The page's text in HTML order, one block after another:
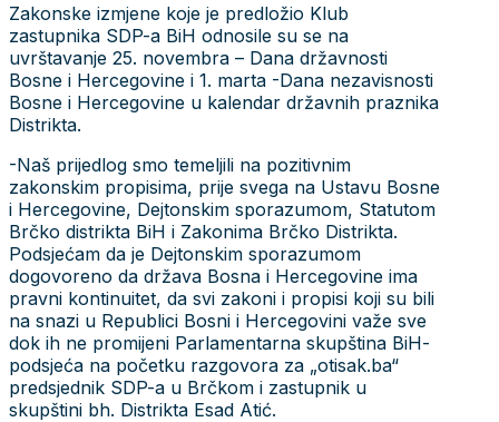
Zakonske izmjene koje je predložio Klub
zastupnika SDP-a BiH odnosile su se na
uvrštavanje 25. novembra – Dana državnosti
Bosne i Hercegovine i 1. marta -Dana nezavisnosti
Bosne i Hercegovine u kalendar državnih praznika
Distrikta.
-Naš prijedlog smo temeljili na pozitivnim
zakonskim propisima, prije svega na Ustavu Bosne
i Hercegovine, Dejtonskim sporazumom, Statutom
Brčko distrikta BiH i Zakonima Brčko Distrikta.
Podsjećam da je Dejtonskim sporazumom
dogovoreno da država Bosna i Hercegovine ima
pravni kontinuitet, da svi zakoni i propisi koji su bili
na snazi u Republici Bosni i Hercegovini važe sve
dok ih ne promijeni Parlamentarna skupština BiH-
podsjeća na početku razgovora za „otisak.ba“
predsjednik SDP-a u Brčkom i zastupnik u
skupštini bh. Distrikta Esad Atić.